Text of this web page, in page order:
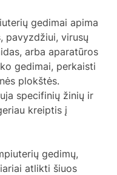
gedimai apima
pavyzdžiui, virusų
arba aparatūros
gedimai, perkaisti
plokštės.
specifinių žinių ir
kreiptis į
gedimų,
atlikti šiuos